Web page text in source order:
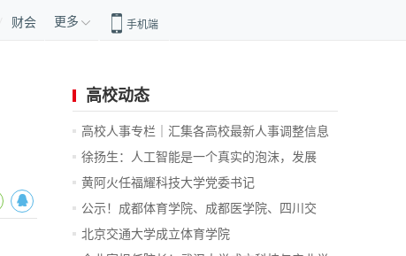
财会 更多 手机端
高校动态
高校人事专栏｜汇集各高校最新人事调整信息
徐扬生：人工智能是一个真实的泡沫，发展
前...
黄阿火任福耀科技大学党委书记
公示！成都体育学院、成都医学院、四川交
通...
北京交通大学成立体育学院